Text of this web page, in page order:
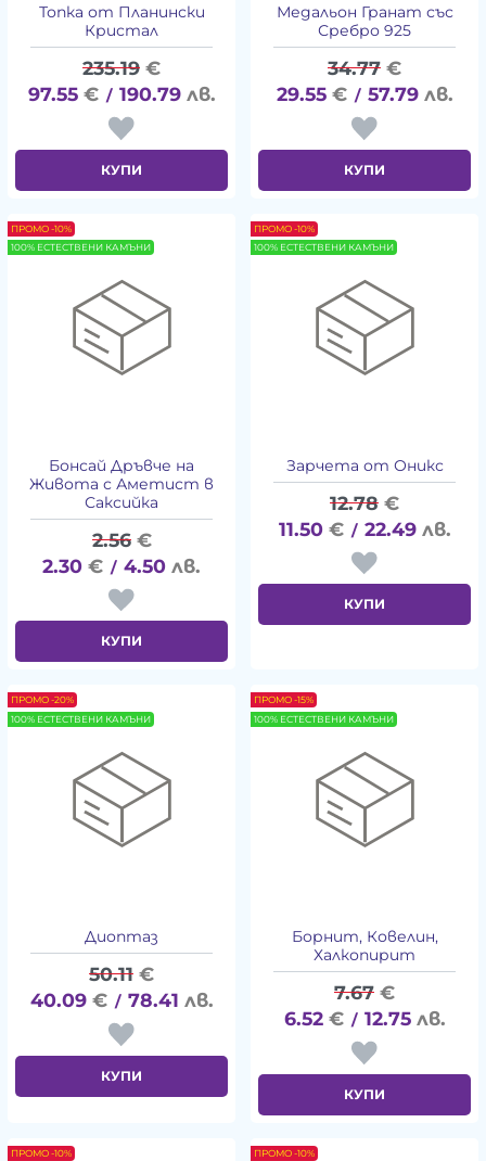
Топка от Планински
Кристал
235.19 €
97.55 € / 190.79 лв.
КУПИ
Медальон Гранат със
Сребро 925
34.77 €
29.55 € / 57.79 лв.
КУПИ
Бонсай Дръвче на
Живота с Аметист в
Саксийка
2.56 €
2.30 € / 4.50 лв.
КУПИ
ПРОМО -10%
100% ЕСТЕСТВЕНИ КАМЪНИ
Зарчета от Оникс
12.78 €
11.50 € / 22.49 лв.
КУПИ
ПРОМО -10%
100% ЕСТЕСТВЕНИ КАМЪНИ
Диоптаз
50.11 €
40.09 € / 78.41 лв.
КУПИ
ПРОМО -20%
100% ЕСТЕСТВЕНИ КАМЪНИ
Борнит, Ковелин,
Халкопирит
7.67 €
6.52 € / 12.75 лв.
КУПИ
ПРОМО -15%
100% ЕСТЕСТВЕНИ КАМЪНИ
ПРОМО -10%
ПРОМО -10%